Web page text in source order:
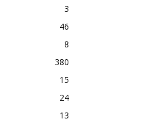
3
46
8
380
15
24
13